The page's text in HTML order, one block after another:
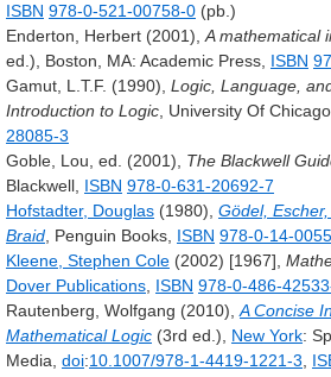
ISBN 978-0-521-00758-0 (pb.)
Enderton, Herbert (2001), A mathematical
ed.), Boston, MA: Academic Press, ISBN
Gamut, L.T.F. (1990), Logic, Language,
Introduction to Logic , University Of
28085-3
Goble, Lou, ed. (2001), The Blackwell
Blackwell, ISBN 978-0-631-20692-7
Hofstadter, Douglas (1980), Gödel,
Braid , Penguin Books, ISBN 978-0-14-
Kleene, Stephen Cole (2002) [1967],
Dover Publications ISBN 978-0-486-
Rautenberg, Wolfgang (2010), A Concise
Mathematical Logic (3rd ed.), New York:
Media, doi:10.1007/978-1-4419-1221-3